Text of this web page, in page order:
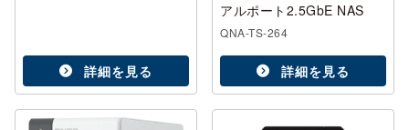
詳細を見る
アルポート2.5GbE NAS
QNA-TS-264
詳細を見る